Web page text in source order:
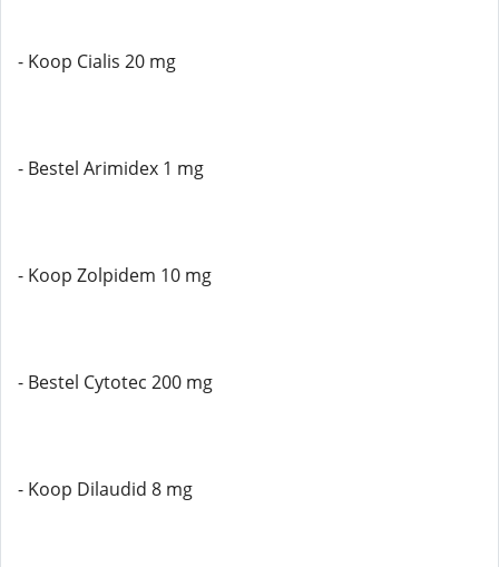
- Koop Cialis 20 mg
- Bestel Arimidex 1 mg
- Koop Zolpidem 10 mg
- Bestel Cytotec 200 mg
- Koop Dilaudid 8 mg